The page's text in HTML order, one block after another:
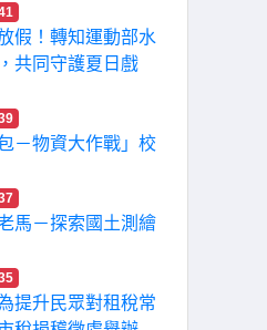
假！轉知運動部水
共同守護夏日戲
－物資大作戰」校
馬－探索國土測繪
提升民眾對租稅常